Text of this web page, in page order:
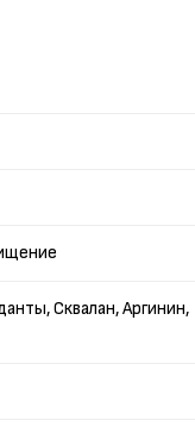
Сквалан, Аргинин,